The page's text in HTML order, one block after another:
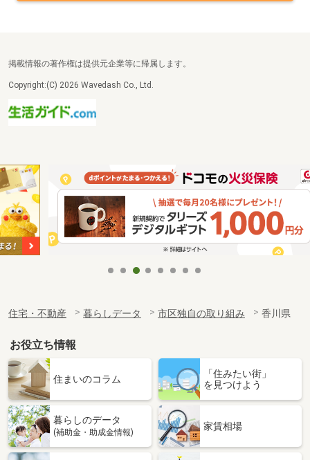
掲載情報の著作権は提供元企業等に帰属します。
Copyright:(C) 2026 Wavedash Co., Ltd.
住宅・不動産 暮らしデータ 市区独自の取り組み 香川県
お役立ち情報
住まいのコラム
「住みたい街」
を見つけよう
暮らしのデータ
(補助金・助成金情報)
家賃相場